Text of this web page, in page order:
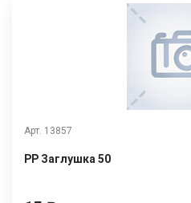
Арт. 13857
РР Заглушка 50